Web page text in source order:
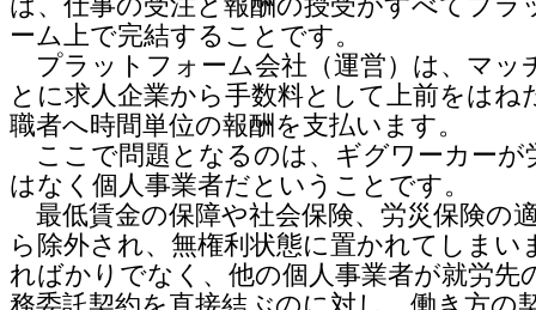
は、仕事の受注と報酬の授受がすべてプラ
ーム上で完結することです。
プラットフォーム会社（運営）は、マッ
とに求人企業から手数料として上前をはね
職者へ時間単位の報酬を支払います。
ここで問題となるのは、ギグワーカーが
はなく個人事業者だということです。
最低賃金の保障や社会保険、労災保険の
ら除外され、無権利状態に置かれてしまい
ればかりでなく、他の個人事業者が就労先